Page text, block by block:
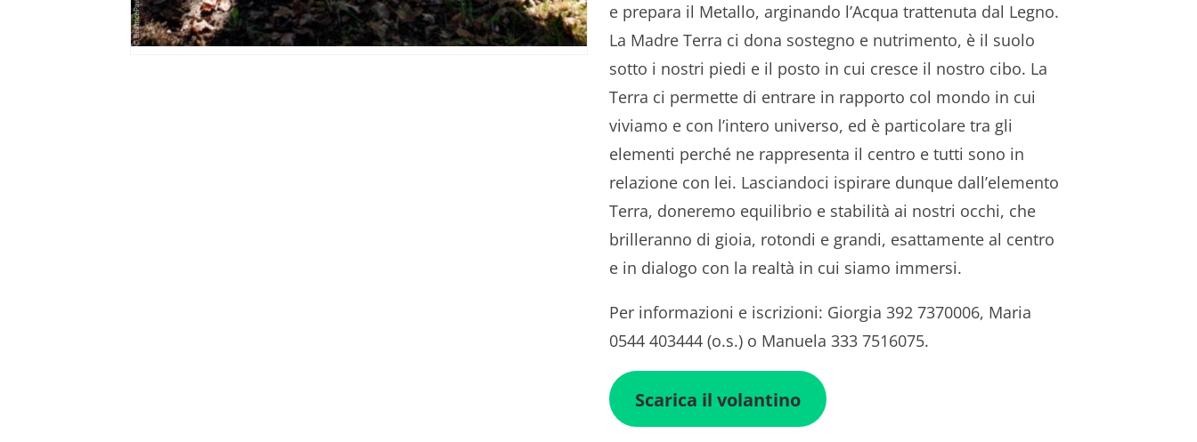
e prepara il Metallo, arginando l’Acqua trattenuta dal Legno.
La Madre Terra ci dona sostegno e nutrimento, è il suolo
sotto i nostri piedi e il posto in cui cresce il nostro cibo. La
Terra ci permette di entrare in rapporto col mondo in cui
viviamo e con l’intero universo, ed è particolare tra gli
elementi perché ne rappresenta il centro e tutti sono in
relazione con lei. Lasciandoci ispirare dunque dall’elemento
Terra, doneremo equilibrio e stabilità ai nostri occhi, che
brilleranno di gioia, rotondi e grandi, esattamente al centro
e in dialogo con la realtà in cui siamo immersi.
Per informazioni e iscrizioni: Giorgia 392 7370006, Maria
0544 403444 (o.s.) o Manuela 333 7516075.
Scarica il volantino